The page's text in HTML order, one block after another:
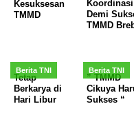
Kesuksesan
TMMD
Koordinasi
Demi
TMMD
Berita TNI
Tetap
Berkarya di
Hari Libur
Berita TNI
” TMMD
Cikuya
Sukses “